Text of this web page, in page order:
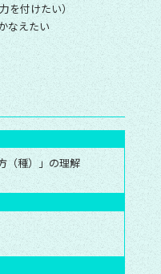
を付けたい）
なえたい
（種）」の理解